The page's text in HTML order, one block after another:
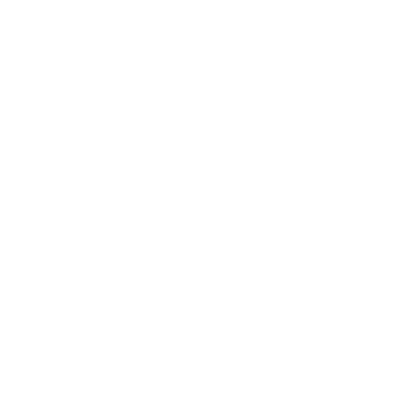
мама Рэйчел с новостями. Одна из